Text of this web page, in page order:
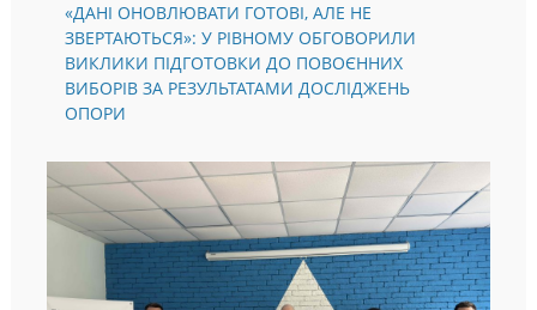
«ДАНІ ОНОВЛЮВАТИ ГОТОВІ, АЛЕ НЕ
ЗВЕРТАЮТЬСЯ»: У РІВНОМУ ОБГОВОРИЛИ
ВИКЛИКИ ПІДГОТОВКИ ДО ПОВОЄННИХ
ВИБОРІВ ЗА РЕЗУЛЬТАТАМИ ДОСЛІДЖЕНЬ
ОПОРИ